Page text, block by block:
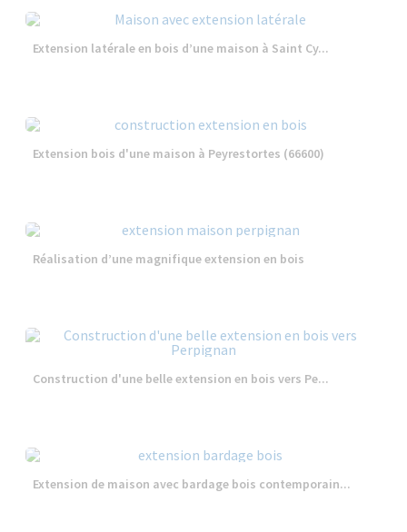
Extension latérale en bois d’une maison à Saint Cy...
Extension bois d'une maison à Peyrestortes (66600)
Réalisation d’une magnifique extension en bois
Construction d'une belle extension en bois vers Pe...
Extension de maison avec bardage bois contemporain...